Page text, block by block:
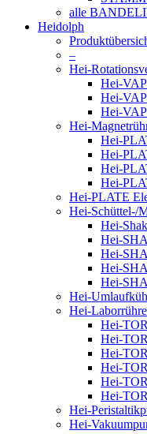
alle
Heidolph
–
Hei-
Hei-
Hei-
Hei-
Hei-
Hei-
Hei-
Hei-
Hei-
Hei-PLATE
Hei-Schüttel-/
Hei-
Hei-
Hei-
Hei-
Hei-
Hei-
Hei-
Hei-
Hei-
Hei-
Hei-
Hei-
Hei-
Hei-
Hei-